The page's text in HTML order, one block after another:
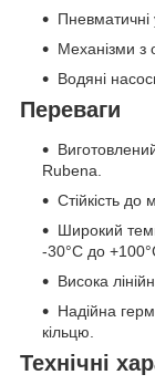
Пневматичні
Механізми з
Водяні
Переваги
Rubena.
Стійкість до
Широкий
-30°C до
Висока
Надійна
кільцю.
Технічні